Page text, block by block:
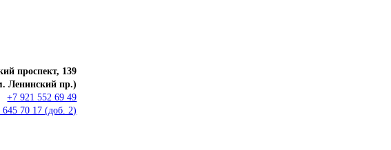
проспект, 139
Ленинский пр.)
+7 921 552 69 49
645 70 17 (доб. 2)